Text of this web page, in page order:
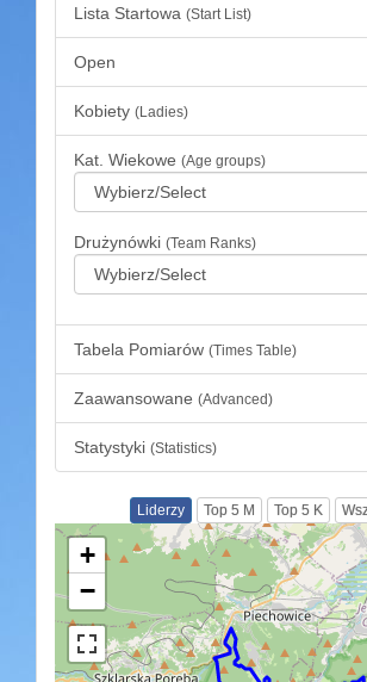
Lista Startowa (Start List)
Open
Kobiety (Ladies)
Kat. Wiekowe (Age groups)
Drużynówki (Team Ranks)
Tabela Pomiarów (Times Table)
Zaawansowane (Advanced)
Statystyki (Statistics)
Liderzy Top 5 M Top 5 K
+
−